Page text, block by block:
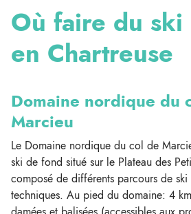
Où faire du
en Chartreuse
Domaine nordique du
Marcieu
Le Domaine nordique du col de
ski de fond situé sur le Plateau des
composé de différents parcours de
techniques. Au pied du domaine: 4